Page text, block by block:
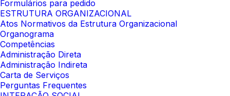
Formulários para pedido
ESTRUTURA ORGANIZACIONAL
Atos Normativos da Estrutura Organizacional
Organograma
Competências
Administração Direta
Administração Indireta
Carta de Serviços
Perguntas Frequentes